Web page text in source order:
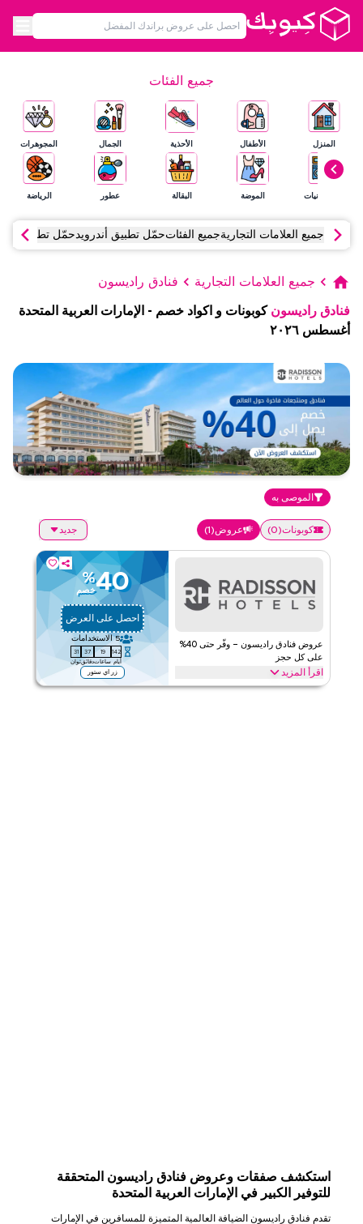
جميع الفئات
المنزل
الإلكترونيات
الأطفال
الموضة
الأحذية
البقالة
الجمال
عطور
المجوهرات
الرياضة
جميع العلامات التجاريةجميع الفئاتحمّل تطبيق أندرويدحمّل تطبيق آي
جميع العلامات التجارية فنادق راديسون
فنادق راديسون كوبونات و اكواد خصم - الإمارات العربية المتحدة
أغسطس ٢٠٢٦
الموصى به
كوبونات(
0
) عروض(
1
) جديد
عروض فنادق راديسون – وفّر حتى 40%
على كل حجز
اقرأ المزيد
40
%
خصم
احصل على العرض
5 الاستخدامات
142
أيام
19
ساعات
37
دقائق
31
ثوان
زر اي ستور
وفّر حتى 40% على إقامات فنادق راديسون، بما في ذلك الفنادق الفاخرة،
استكشف صفقات وعروض فنادق راديسون المتحققة
للتوفير الكبير في الإمارات العربية المتحدة
تقدم فنادق راديسون الضيافة العالمية المتميزة للمسافرين في الإمارات